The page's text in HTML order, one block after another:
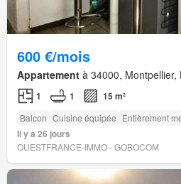
600 €/mois
Appartement à 34000, Montpellier,
1 1 15 m²
Balcon Cuisine équipée Entièrement
Il y a 26 jours
OUESTFRANCE-IMMO - GOBOCOM